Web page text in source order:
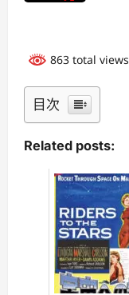
863 total views
目次
Related posts: